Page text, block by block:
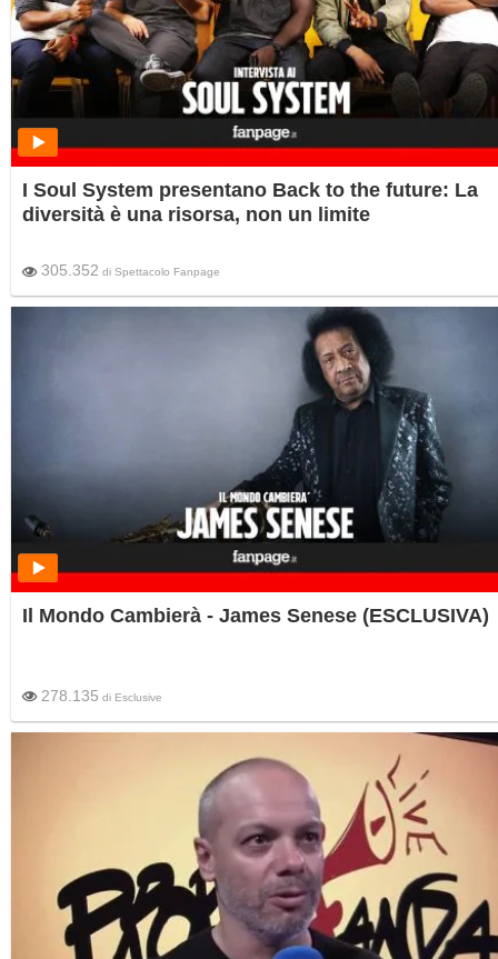
I Soul System presentano Back to the future: La
diversità è una risorsa, non un limite
305.352 di Spettacolo Fanpage
Il Mondo Cambierà - James Senese (ESCLUSIVA)
278.135 di Esclusive